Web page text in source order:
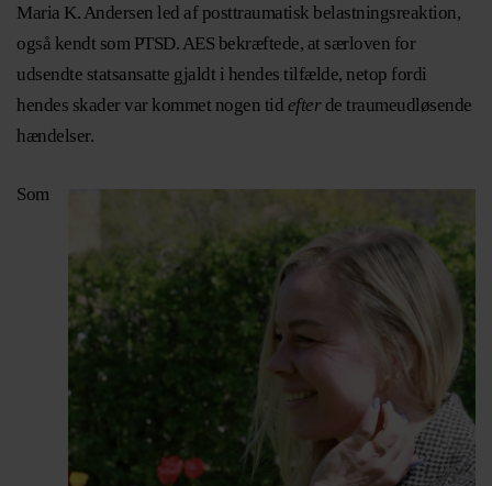
Maria K. Andersen led af posttraumatisk belastningsreaktion,
også kendt som PTSD. AES bekræftede, at særloven for
udsendte statsansatte gjaldt i hendes tilfælde, netop fordi
hendes skader var kommet nogen tid efterde traumeudløsende
hændelser.
Som